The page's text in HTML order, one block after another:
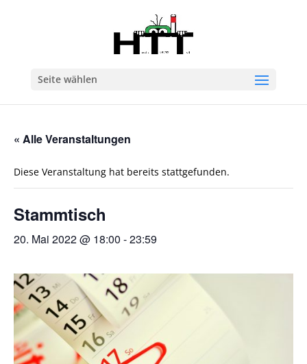
Seite wählen
« Alle Veranstaltungen
Diese Veranstaltung hat bereits stattgefunden.
Stammtisch
20. Mai 2022 @ 18:00 -23:59